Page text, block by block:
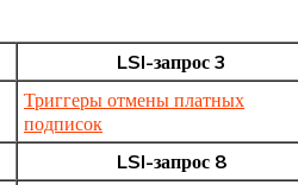
LSI-запрос 3
Триггеры отмены платных
подписок
LSI-запрос 8